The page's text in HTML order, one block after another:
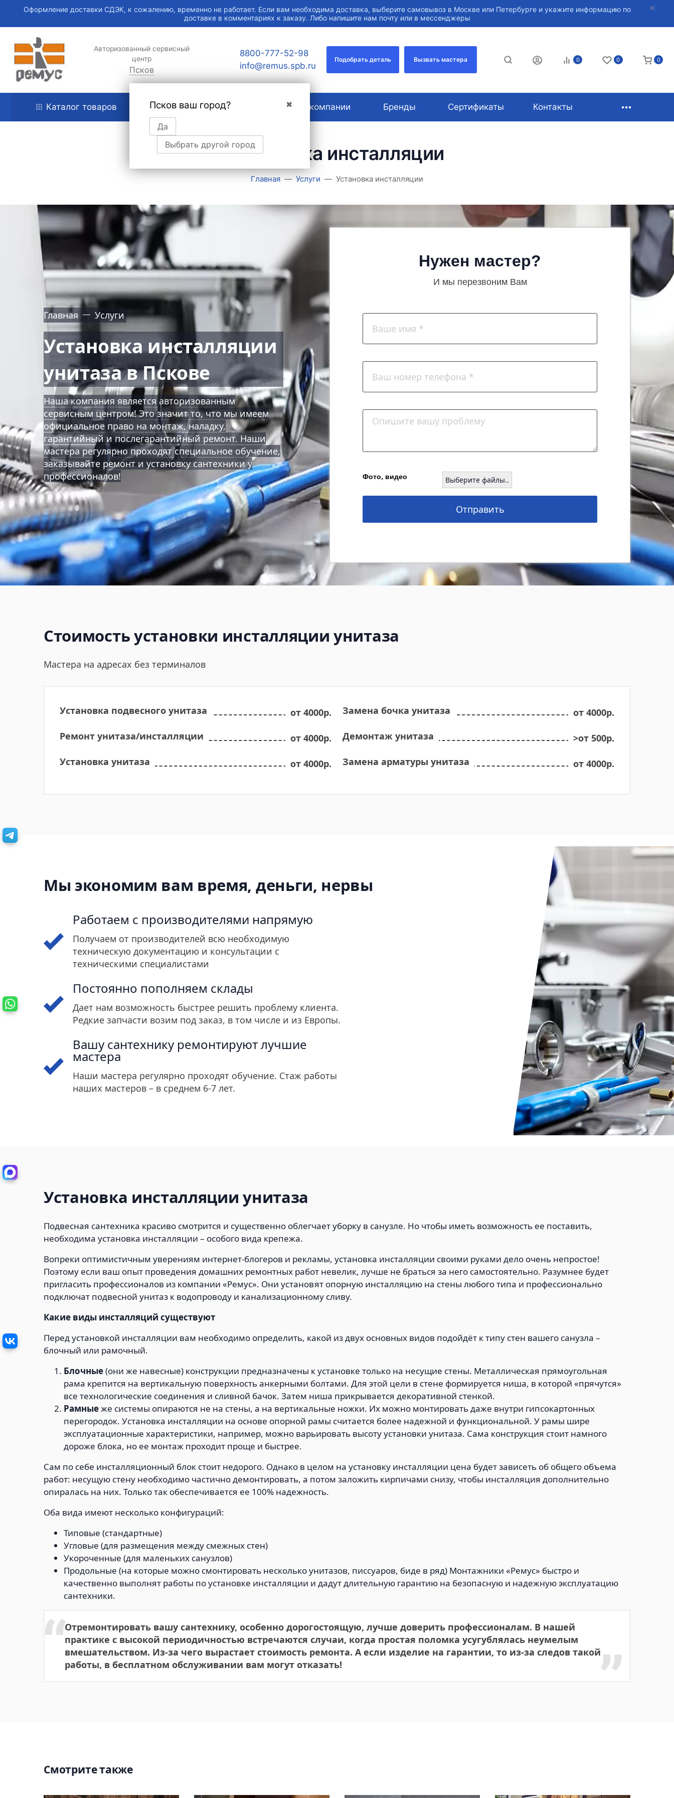
Оформление доставки СДЭК, к сожалению, временно не работает. Если вам необходима доставка, выберите самовывоз в Москве или Петербурге и укажите информацию по
доставке в комментариях к заказу. Либо напишите нам почту или в мессенджеры
Авторизованный сервисный
центр
Псков
✖
Псков ваш город?
Да
Выбрать другой город
8800-777-52-98
info@remus.spb.ru
Подобрать деталь Вызвать мастера 0 0 0
Каталог товаров Главная О компании Бренды Сертификаты Контакты
Установка инсталляции
Главная Услуги Установка инсталляции
Главная Услуги
Установка инсталляции
унитаза в Пскове
Наша компания является авторизованным
сервисным центром! Это значит то, что мы имеем
официальное право на монтаж, наладку,
гарантийный и послегарантийный ремонт. Наши
мастера регулярно проходят специальное обучение,
заказывайте ремонт и установку сантехники у
профессионалов!
Нужен мастер?
И мы перезвоним Вам
Фото, видео Выберите файлы..
Отправить
Стоимость установки инсталляции унитаза
Мастера на адресах без терминалов
Установка подвесного унитаза
от 4000р.
Ремонт унитаза/инсталляции
от 4000р.
Установка унитаза
от 4000р.
Замена бочка унитаза
от 4000р.
Демонтаж унитаза
>от 500р.
Замена арматуры унитаза
от 4000р.
Мы экономим вам время, деньги, нервы
Работаем с производителями напрямую
Получаем от производителей всю необходимую
техническую документацию и консультации с
техническими специалистами
Постоянно пополняем склады
Дает нам возможность быстрее решить проблему клиента.
Редкие запчасти возим под заказ, в том числе и из Европы.
Вашу сантехнику ремонтируют лучшие
мастера
Наши мастера регулярно проходят обучение. Стаж работы
наших мастеров – в среднем 6-7 лет.
Установка инсталляции унитаза
Подвесная сантехника красиво смотрится и существенно облегчает уборку в санузле. Но чтобы иметь возможность ее поставить,
необходима установка инсталляции – особого вида крепежа.
Вопреки оптимистичным уверениям интернет-блогеров и рекламы, установка инсталляции своими руками дело очень непростое!
Поэтому если ваш опыт проведения домашних ремонтных работ невелик, лучше не браться за него самостоятельно. Разумнее будет
пригласить профессионалов из компании «Ремус». Они установят опорную инсталляцию на стены любого типа и профессионально
подключат подвесной унитаз к водопроводу и канализационному сливу.
Какие виды инсталляций существуют
Перед установкой инсталляции вам необходимо определить, какой из двух основных видов подойдёт к типу стен вашего санузла –
блочный или рамочный.
Блочные(они же навесные) конструкции предназначены к установке только на несущие стены. Металлическая прямоугольная
рама крепится на вертикальную поверхность анкерными болтами. Для этой цели в стене формируется ниша, в которой «прячутся»
все технологические соединения и сливной бачок. Затем ниша прикрывается декоративной стенкой.
Рамныеже системы опираются не на стены, а на вертикальные ножки. Их можно монтировать даже внутри гипсокартонных
перегородок. Установка инсталляции на основе опорной рамы считается более надежной и функциональной. У рамы шире
эксплуатационные характеристики, например, можно варьировать высоту установки унитаза. Сама конструкция стоит намного
дороже блока, но ее монтаж проходит проще и быстрее.
Сам по себе инсталляционный блок стоит недорого. Однако в целом на установку инсталляции цена будет зависеть об общего объема
работ: несущую стену необходимо частично демонтировать, а потом заложить кирпичами снизу, чтобы инсталляция дополнительно
опиралась на них. Только так обеспечивается ее 100% надежность.
Оба вида имеют несколько конфигураций:
Типовые (стандартные)
Угловые (для размещения между смежных стен)
Укороченные (для маленьких санузлов)
Продольные (на которые можно смонтировать несколько унитазов, писсуаров, биде в ряд) Монтажники «Ремус» быстро и
качественно выполнят работы по установке инсталляции и дадут длительную гарантию на безопасную и надежную эксплуатацию
сантехники.
Отремонтировать вашу сантехнику, особенно дорогостоящую, лучше доверить профессионалам. В нашей
практике с высокой периодичностью встречаются случаи, когда простая поломка усугублялась неумелым
вмешательством. Из-за чего вырастает стоимость ремонта. А если изделие на гарантии, то из-за следов такой
работы, в бесплатном обслуживании вам могут отказать!
Смотрите также